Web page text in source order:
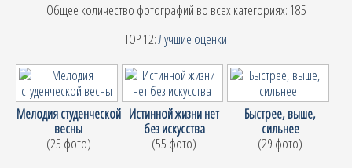
Общее количество фотографий во всех категориях: 185
TOP 12:Лучшие оценки
Мелодия студенческой
весны
(25 фото)
Истинной жизни нет
без искусства
(55 фото)
Быстрее, выше,
сильнее
(29 фото)